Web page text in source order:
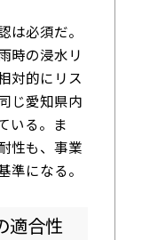
は必須だ。
時の浸水リ
対的にリス
じ愛知県内
いる。ま
性も、事業
準になる。
適合性